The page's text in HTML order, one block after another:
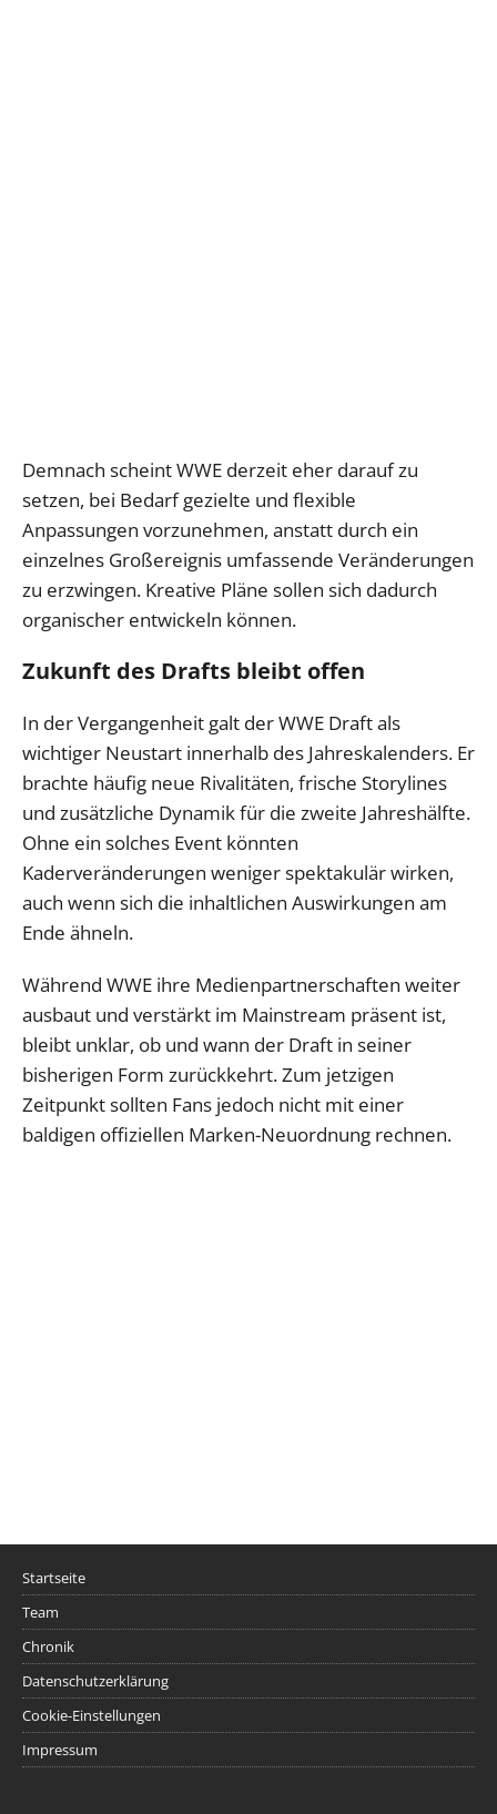
Demnach scheint WWE derzeit eher darauf zu
setzen, bei Bedarf gezielte und flexible
Anpassungen vorzunehmen, anstatt durch ein
einzelnes Großereignis umfassende Veränderungen
zu erzwingen. Kreative Pläne sollen sich dadurch
organischer entwickeln können.
Zukunft des Drafts bleibt offen
In der Vergangenheit galt der WWE Draft als
wichtiger Neustart innerhalb des Jahreskalenders. Er
brachte häufig neue Rivalitäten, frische Storylines
und zusätzliche Dynamik für die zweite Jahreshälfte.
Ohne ein solches Event könnten
Kaderveränderungen weniger spektakulär wirken,
auch wenn sich die inhaltlichen Auswirkungen am
Ende ähneln.
Während WWE ihre Medienpartnerschaften weiter
ausbaut und verstärkt im Mainstream präsent ist,
bleibt unklar, ob und wann der Draft in seiner
bisherigen Form zurückkehrt. Zum jetzigen
Zeitpunkt sollten Fans jedoch nicht mit einer
baldigen offiziellen Marken-Neuordnung rechnen.
Startseite
Team
Chronik
Datenschutzerklärung
Cookie-Einstellungen
Impressum